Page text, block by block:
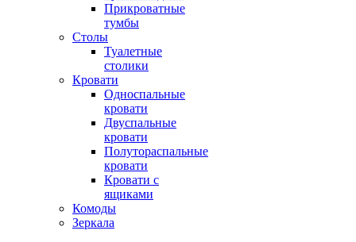
Прикроватные
тумбы
Столы
Туалетные
столики
Кровати
Односпальные
кровати
Двуспальные
кровати
Полутораспальные
кровати
Кровати с
ящиками
Комоды
Зеркала